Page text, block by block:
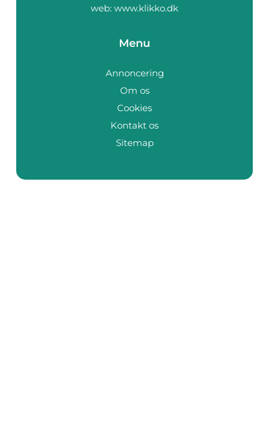
web: www.klikko.dk
Menu
Annoncering
Om os
Cookies
Kontakt os
Sitemap